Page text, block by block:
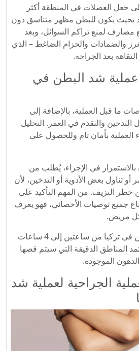
جعل العضلات في المنطقة أكثر
بحيث يكون للبطن مظهر متناسق دون
مصارف لمنع تراكم السوائل، وبعد
والضمادات والحزام الضاغط – الذي
بعد الجراحة.
شد البطن في
ما قبل العملية، بالإضافة إلى
والتقدم في العمر. التحليل
بأمان تام وللحصول على
بالاستمرار في الإجراء، يُطلب من
تناول بعض الأدوية أو التدخين، لأن
النزيف. من المهم التأكيد على
جميع توصيات الأخصائي، فهو يعرف
مريض.
تستغرق عملية شد البطن في تركيا من ساعتين إلى 4 ساعات
المناطق الدقيقة التي سيتم قصها
الموجودة.
الجراحية لعملية شد